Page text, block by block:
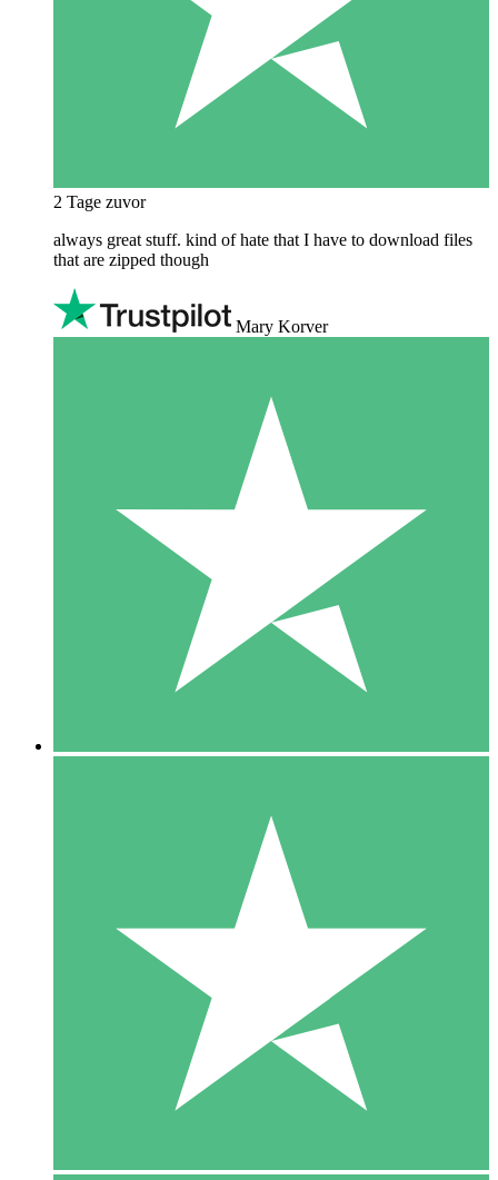
2 Tage zuvor
always great stuff. kind of hate that I have to download files
that are zipped though
Mary Korver